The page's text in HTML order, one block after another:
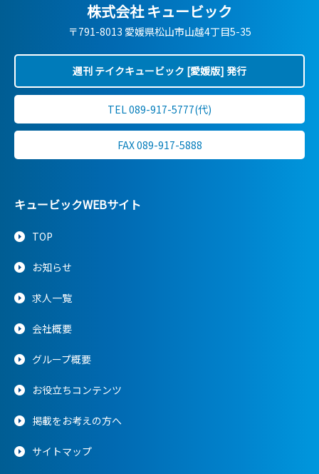
株式会社 キュービック
〒791-8013 愛媛県松山市山越4丁目5-35
週刊 テイクキュービック [愛媛版] 発行
TEL 089-917-5777(代)
FAX 089-917-5888
キュービックWEBサイト
TOP
お知らせ
求人一覧
会社概要
グループ概要
お役立ちコンテンツ
掲載をお考えの方へ
サイトマップ